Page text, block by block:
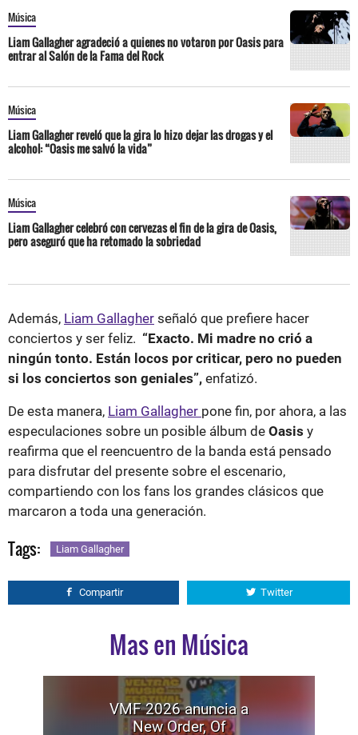
Música
Liam Gallagher agradeció a quienes no votaron por Oasis para
entrar al Salón de la Fama del Rock
Música
Liam Gallagher reveló que la gira lo hizo dejar las drogas y el
alcohol: “Oasis me salvó la vida”
Música
Liam Gallagher celebró con cervezas el fin de la gira de Oasis,
pero aseguró que ha retomado la sobriedad
Además, Liam Gallagher señaló que prefiere hacer
conciertos y ser feliz. “Exacto. Mi madre no crió a
ningún tonto. Están locos por criticar, pero no pueden
si los conciertos son geniales”, enfatizó.
De esta manera, Liam Gallagher pone fin, por ahora, a las
especulaciones sobre un posible álbum de Oasis y
reafirma que el reencuentro de la banda está pensado
para disfrutar del presente sobre el escenario,
compartiendo con los fans los grandes clásicos que
marcaron a toda una generación.
Tags: Liam Gallagher
Compartir Twitter
Mas en Música
VMF 2026 anuncia a
New Order, Of